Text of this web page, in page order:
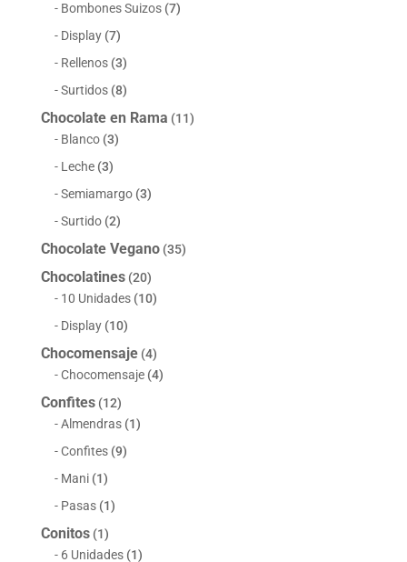
Bombones Suizos (7)
Display (7)
Rellenos (3)
Surtidos (8)
Chocolate en Rama (11)
Blanco (3)
Leche (3)
Semiamargo (3)
Surtido (2)
Chocolate Vegano (35)
Chocolatines (20)
10 Unidades (10)
Display (10)
Chocomensaje (4)
Chocomensaje (4)
Confites (12)
Almendras (1)
Confites (9)
Mani (1)
Pasas (1)
Conitos (1)
6 Unidades (1)